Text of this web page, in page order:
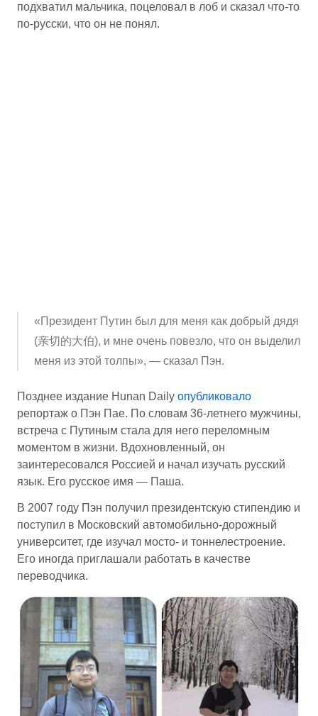
подхватил мальчика, поцеловал в лоб и сказал что-то
по-русски, что он не понял.
«Президент Путин был для меня как добрый дядя
(亲切的大伯), и мне очень повезло, что он выделил
меня из этой толпы», — сказал Пэн.
Позднее издание Hunan Daily опубликовало
репортаж о Пэн Пае. По словам 36-летнего мужчины,
встреча с Путиным стала для него переломным
моментом в жизни. Вдохновленный, он
заинтересовался Россией и начал изучать русский
язык. Его русское имя — Паша.
В 2007 году Пэн получил президентскую стипендию и
поступил в Московский автомобильно-дорожный
университет, где изучал мосто- и тоннелестроение.
Его иногда приглашали работать в качестве
переводчика.